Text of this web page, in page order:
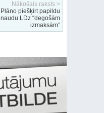
Nākošais raksts >
Plāno piešķirt papildu
naudu LDz “degošām
izmaksām”